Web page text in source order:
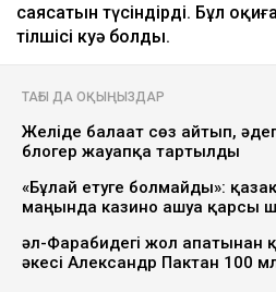
саясатын түсіндірді. Бұл
тілшісі куә болды.
ТАҒЫ ДА ОҚЫҢЫЗДАР
Желіде балағат сөз айтып,
блогер жауапқа тартылды
«Бұлай етуге болмайды»:
маңында казино ашуға қарсы
әл-Фарабидегі жол апатынан
әкесі Александр Пактан 100